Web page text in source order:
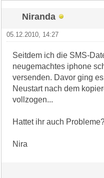
Niranda
05.12.2010, 14:27
Seitdem ich die SMS-
neugemachtes iphone
versenden. Davor ging
Neustart nach dem
vollzogen...
Hattet ihr auch
Nira